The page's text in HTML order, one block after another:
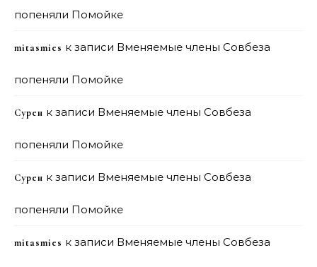
попеняли Помойке
mitasmies к записи Вменяемые члены Совбеза
попеняли Помойке
Сурен к записи Вменяемые члены Совбеза
попеняли Помойке
Сурен к записи Вменяемые члены Совбеза
попеняли Помойке
mitasmies к записи Вменяемые члены Совбеза